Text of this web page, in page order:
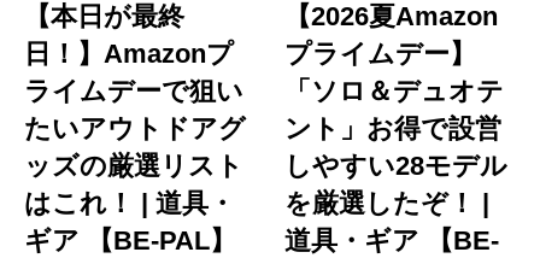
【本日が最終
日！】Amazonプ
ライムデーで狙い
たいアウトドアグ
ッズの厳選リスト
はこれ！ | 道具・
ギア 【BE-PAL】
【2026夏Amazon
プライムデー】
「ソロ＆デュオテ
ント」お得で設営
しやすい28モデル
を厳選したぞ！ |
道具・ギア 【BE-